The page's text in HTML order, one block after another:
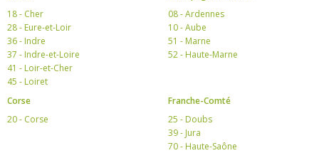
18 - Cher
28 - Eure-et-Loir
36 - Indre
37 - Indre-et-Loire
41 - Loir-et-Cher
45 - Loiret
08 - Ardennes
10 - Aube
51 - Marne
52 - Haute-Marne
Corse
20 - Corse
Franche-Comté
25 - Doubs
39 - Jura
70 - Haute-Saône